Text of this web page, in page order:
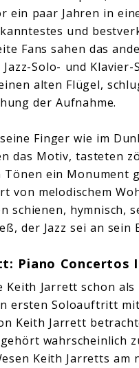
ein paar Jahren in
und
Fans sahen das
Solo- und Klavier-
alten Flügel,
der Aufnahme.
Finger wie im
das Motiv, tasteten
ein Monument
von melodischem
schienen, hymnisch,
der Jazz sei an sein
Piano Concertos I
Keith Jarrett schon
ersten Soloauftritt
Keith Jarrett
wahrscheinlich
Keith Jarretts am